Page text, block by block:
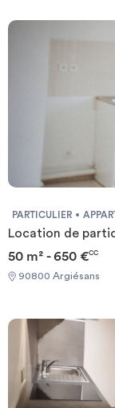
PARTICULIER
Location de
50 m² - 650 €CC
90800 Argiésans